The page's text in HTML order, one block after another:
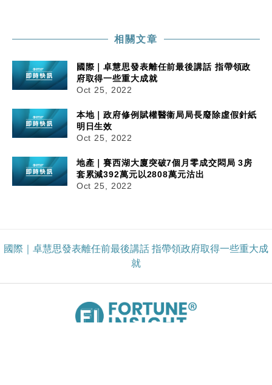
相關文章
國際｜卓慧思發表離任前最後講話 指帶領政
府取得一些重大成就
Oct 25, 2022
本地｜政府修例賦權醫衞局局長廢除虛假針紙
明日生效
Oct 25, 2022
地產｜賽西湖大廈突破7個月零成交悶局 3房
套累減392萬元以2808萬元沽出
Oct 25, 2022
國際｜卓慧思發表離任前最後講話 指帶領政府取得一些重大成
就